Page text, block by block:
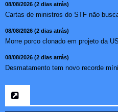
08/08/2026 (2 dias atrás)
08/08/2026 (2 dias atrás)
08/08/2026 (2 dias atrás)